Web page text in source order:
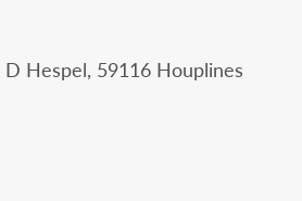
Hespel, 59116 Houplines